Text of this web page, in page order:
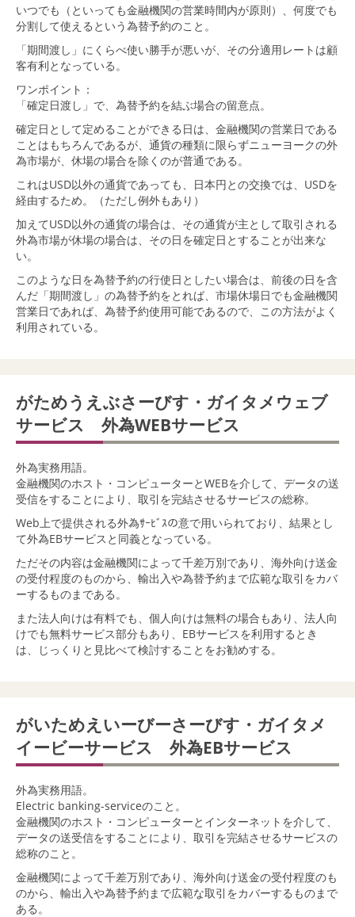
いつでも（といっても金融機関の営業時間内が原則）、何度でも
分割して使えるという為替予約のこと。
「期間渡し」にくらべ使い勝手が悪いが、その分適用レートは顧
客有利となっている。
ワンポイント：
「確定日渡し」で、為替予約を結ぶ場合の留意点。
確定日として定めることができる日は、金融機関の営業日である
ことはもちろんであるが、通貨の種類に限らずニューヨークの外
為市場が、休場の場合を除くのが普通である。
これはUSD以外の通貨であっても、日本円との交換では、USDを
経由するため。（ただし例外もあり）
加えてUSD以外の通貨の場合は、その通貨が主として取引される
外為市場が休場の場合は、その日を確定日とすることが出来な
い。
このような日を為替予約の行使日としたい場合は、前後の日を含
んだ「期間渡し」の為替予約をとれば、市場休場日でも金融機関
営業日であれば、為替予約使用可能であるので、この方法がよく
利用されている。
がためうえぶさーびす・ガイタメウェブ
サービス 外為WEBサービス
外為実務用語。
金融機関のホスト・コンピューターとWEBを介して、データの送
受信をすることにより、取引を完結させるサービスの総称。
Web上で提供される外為ｻｰﾋﾞｽの意で用いられており、結果とし
て外為EBサービスと同義となっている。
ただその内容は金融機関によって千差万別であり、海外向け送金
の受付程度のものから、輸出入や為替予約まで広範な取引をカバ
ーするものまである。
また法人向けは有料でも、個人向けは無料の場合もあり、法人向
けでも無料サービス部分もあり、EBサービスを利用するとき
は、じっくりと見比べて検討することをお勧めする。
がいためえいーびーさーびす・ガイタメ
イービーサービス 外為EBサービス
外為実務用語。
Electric banking-serviceのこと。
金融機関のホスト・コンピューターとインターネットを介して、
データの送受信をすることにより、取引を完結させるサービスの
総称のこと。
金融機関によって千差万別であり、海外向け送金の受付程度のも
のから、輸出入や為替予約まで広範な取引をカバーするものまで
ある。